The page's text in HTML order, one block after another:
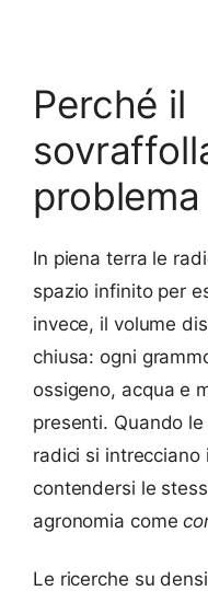
Perché il
In piena terra le
spazio infinito per
invece, il volume
chiusa: ogni
ossigeno, acqua e
presenti. Quando
radici si intrecciano
contendersi le
agronomia come
Le ricerche su